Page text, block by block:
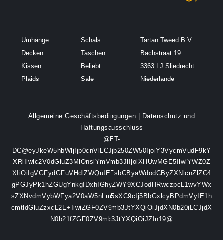
Umhänge
Decken
Kissen
Plaids
Schals
Taschen
Beliebt
Sale
Tartan Tweed B.V.
Bachstraat 19
3363 LJ Sliedrecht
Niederlande
Allgemeine Geschäftsbedingungen
Datenschutz und
Haftungsausschluss
@ET-
DC@eyJkeW5hbWljIjp0cnVlLCJjb250ZW50IjoiY3VycmVudF9kY
XRlIiwic2V0dGluZ3MiOnsiYmVmb3JlIjoiXHUwMGE5IiwiYWZ0Z
XIiOiIgVGFydGFuVHdlZWQuIEFsbCByaWdodCByZXNlcnZlZC4
gPGJyPk1hZGUgYnkgIDxhIGhyZWY9XCJodHRwczpcL1wvYWx
sZXNvdmVybWFya2V0aW5nLm5sXC9cIj5BbGxlcyBPdmVyIE1h
cmtldGluZzxcL2E+IiwiZGF0ZV9mb3JtYXQiOiJjdXN0b20iLCJjdX
N0b21fZGF0ZV9mb3JtYXQiOiJZIn19@